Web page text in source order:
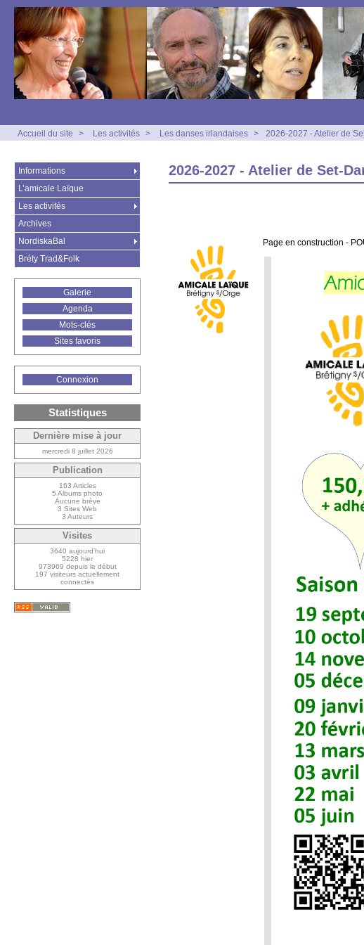
Accueil du site > Les activités > Les danses irlandaises > 2026-2027 - Atelier de
2026-2027 - Atelier de Set-
Page en construction -
Informations
L’amicale Laïque
Les activités
Archives
NordiskaBal
Bréty Trad&Folk
Galerie
Agenda
Mots-clés
Sites favoris
Connexion
Statistiques
Dernière mise à jour
mercredi 8 juillet 2026
Publication
163 Articles
5 Albums photo
Aucune brève
3 Sites Web
3 Auteurs
Visites
3640 aujourd’hui
5228 hier
973969 depuis le début
197 visiteurs actuellement
connectés